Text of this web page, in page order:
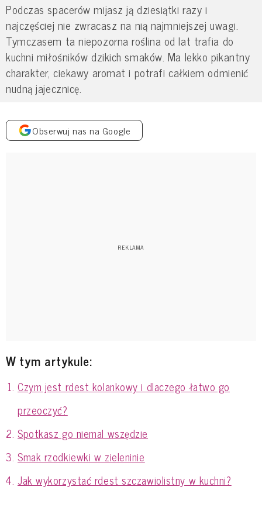
Podczas spacerów mijasz ją dziesiątki razy i
najczęściej nie zwracasz na nią najmniejszej uwagi.
Tymczasem ta niepozorna roślina od lat trafia do
kuchni miłośników dzikich smaków. Ma lekko pikantny
charakter, ciekawy aromat i potrafi całkiem odmienić
nudną jajecznicę.
Obserwuj nas na Google
W tym artykule:
Czym jest rdest kolankowy i dlaczego łatwo go
przeoczyć?
Spotkasz go niemal wszędzie
Smak rzodkiewki w zieleninie
Jak wykorzystać rdest szczawiolistny w kuchni?